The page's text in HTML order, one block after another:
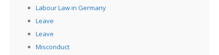
Labour Law in Germany
Leave
Leave
Misconduct